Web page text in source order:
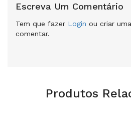
Escreva Um Comentário
Tem que fazer Login ou criar uma
comentar.
Produtos